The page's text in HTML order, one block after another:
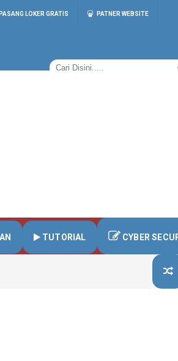
PASANG LOKER GRATIS PATNER WEBSITE
TUTORIAL CYBER